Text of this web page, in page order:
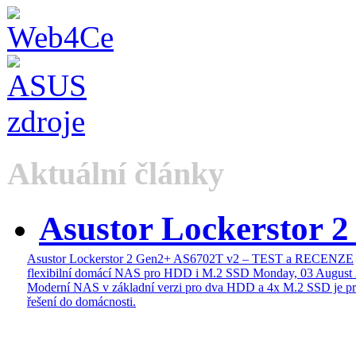
Aktuální články
Asustor Lockerstor
Asustor Lockerstor 2 Gen2+ AS6702T v2 – TEST a RECENZE
flexibilní domácí NAS pro HDD i M.2 SSD Monday, 03 August
Moderní NAS v základní verzi pro dva HDD a 4x M.2 SSD je
řešení do domácnosti.